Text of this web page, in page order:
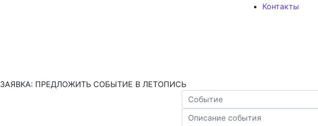
Контакты
ЗАЯВКА: ПРЕДЛОЖИТЬ СОБЫТИЕ В ЛЕТОПИСЬ